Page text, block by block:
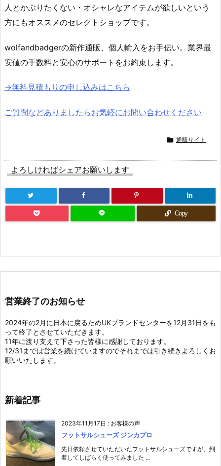
人とかぶりたくない・オシャレなアイテムが欲しいという
方にもオススメのセレクトショップです。
wolfandbadgerの新作通販、個人輸入をお手伝い。業界最
安値の手数料と安心のサポートをお約束します。
→無料見積もりの申し込みはこちら
ご質問などありましたらお気軽にお問い合わせください
 通販サイト
よろしければシェアお願いします
Copy
営業終了のお知らせ
2024年の2月に日本に戻るためUKブランドセンターを12月31日をも
って終了とさせていただきます。
11年に渡り支えて下さった皆様に感謝しております。
12/31までは営業を続けていますのでそれまでは引き続きよろしくお
願いいたします。
新着記事
2023年11月17日 : お客様の声
フットサルシューズ ジンカプロ
先日依頼させていただいたフットサルシューズですが、到
着してしばらく使ってみました ...